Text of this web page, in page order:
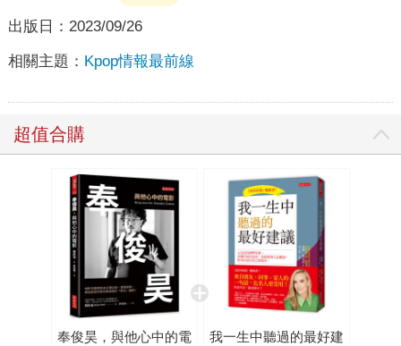
出版日： 2023/09/26
相關主題： Kpop情報最前線
超值合購
奉俊昊，與他心中的電
我一生中聽過的最好建